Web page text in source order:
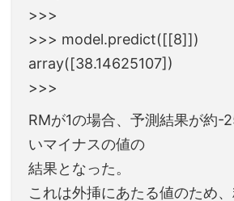
>>>
>>> model.predict([[8]])
array([38.14625107])
>>>
RMが1の場合、予測結果が約-
いマイナスの値の
結果となった。
これは外挿にあたる値のため